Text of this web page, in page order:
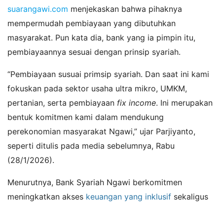
suarangawi.com menjekaskan bahwa pihaknya
mempermudah pembiayaan yang dibutuhkan
masyarakat. Pun kata dia, bank yang ia pimpin itu,
pembiayaannya sesuai dengan prinsip syariah.
“Pembiayaan susuai primsip syariah. Dan saat ini kami
fokuskan pada sektor usaha ultra mikro, UMKM,
pertanian, serta pembiayaan fix income. Ini merupakan
bentuk komitmen kami dalam mendukung
perekonomian masyarakat Ngawi,” ujar Parjiyanto,
seperti ditulis pada media sebelumnya, Rabu
(28/1/2026).
Menurutnya, Bank Syariah Ngawi berkomitmen
meningkatkan akses keuangan yang inklusif sekaligus